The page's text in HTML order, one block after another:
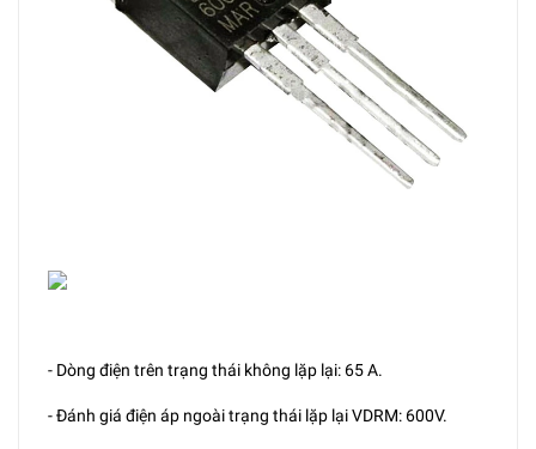
- Dòng điện trên trạng thái không lặp lại: 65 A.
- Đánh giá điện áp ngoài trạng thái lặp lại VDRM: 600V.